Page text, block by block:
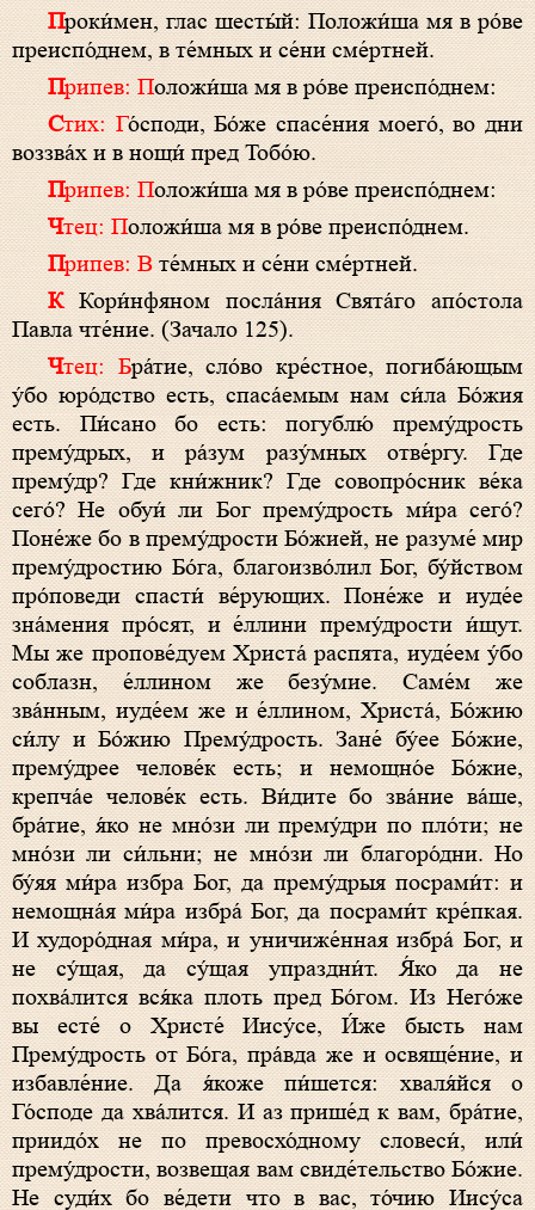
Проки́мен, глас шесты́й: Положи́ша мя в ро́ве
преиспо́днем, в те́мных и се́ни сме́ртней.
Припев: Положи́ша мя в ро́ве преиспо́днем:
Стих: Го́споди, Бо́же спасе́ния моего́, во дни
воззва́х и в нощи́ пред Тобо́ю.
Припев: Положи́ша мя в ро́ве преиспо́днем:
Чтец: Положи́ша мя в ро́ве преиспо́днем.
Припев: Вте́мных и се́ни сме́ртней.
ККори́нфяном посла́ния Свята́го апо́стола
Павла чте́ние. (Зачало 125).
Чтец: Бра́тие, сло́во кре́стное, погиба́ющым
у́бо юро́дство есть, спаса́емым нам си́ла Бо́жия
есть. Пи́сано бо есть: погублю́ прему́дрость
прему́дрых, и ра́зум разу́мных отве́ргу. Где
прему́др? Где кни́жник? Где совопро́сник ве́ка
сего́? Не обуи́ ли Бог прему́дрость ми́ра сего́?
Поне́же бо в прему́дрости Бо́жией, не разуме́ мир
прему́дростию Бо́га, благоизво́лил Бог, бу́йством
про́поведи спасти́ ве́рующих. Поне́же и иуде́е
зна́мения про́сят, и е́ллини прему́дрости и́щут.
Мы же пропове́дуем Христа́ распята, иуде́ем у́бо
соблазн, е́ллином же безу́мие. Саме́м же
зва́нным, иуде́ем же и е́ллином, Христа́, Бо́жию
си́лу и Бо́жию Прему́дрость. Зане́ бу́ее Бо́жие,
прему́дрее челове́к есть; и немощно́е Бо́жие,
крепча́е челове́к есть. Ви́дите бо зва́ние ва́ше,
бра́тие, я́ко не мно́зи ли прему́дри по пло́ти; не
мно́зи ли си́льни; не мно́зи ли благоро́дни. Но
бу́яя ми́ра избра Бог, да прему́дрыя посрами́т: и
немощна́я ми́ра избра́ Бог, да посрами́т кре́пкая.
И худоро́дная ми́ра, и уничиже́нная избра́ Бог, и
не су́щая, да су́щая упраздни́т. Я́ко да не
похва́лится вся́ка плоть пред Бо́гом. Из Него́же
вы есте́ о Христе́ Иису́се, И́же бысть нам
Прему́дрость от Бо́га, пра́вда же и освяще́ние, и
избавле́ние. Да я́коже пи́шется: хваля́йся о
Го́споде да хва́лится. И аз прише́д к вам, бра́тие,
приидо́х не по превосхо́дному словеси́, или́
прему́дрости, возвещая вам свиде́тельство Бо́жие.
Не суди́х бо ве́дети что в вас, то́чию Иису́са